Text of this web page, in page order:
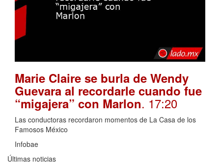
Marie Claire se burla de Wendy
Guevara al recordarle cuando fue
“migajera” con Marlon. 17:20
Las conductoras recordaron momentos de La Casa de los
Famosos México
Infobae
Últimas noticias